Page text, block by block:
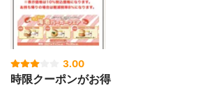
3.00
時限クーポンがお得